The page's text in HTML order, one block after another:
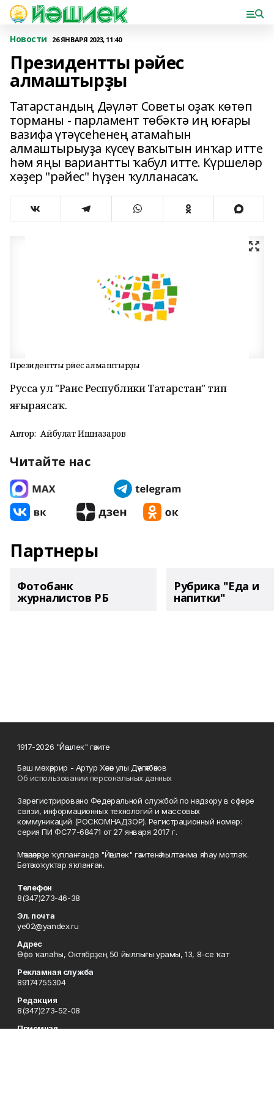
Новости 26 ЯНВАРЯ 2023, 11:40
Президентты рәйес
алмаштырҙы
Татарстандың Дәүләт Советы оҙаҡ көтөп
торманы - парламент төбәктә иң юғары
вазифа үтәүсеһенең атамаһын
алмаштырыуҙа күсеү ваҡытын инҡар итте
һәм яңы вариантты ҡабул итте. Күршеләр
хәҙер "рәйес" һүҙен ҡулланасаҡ.
Президентты рәйес алмаштырҙы
Русса ул "Раис Республики Татарстан" тип
яңғыраясаҡ.
Автор: Айбулат Ишназаров
Читайте нас
Партнеры
Фотобанк
журналистов РБ
Рубрика "Еда и
напитки"
1917-2026 "Йәшлек" гәзите
Баш мөхәррир - Артур Хәсән улы Дәүләтбәков
Об использовании персональных данных
Зарегистрировано Федеральной службой по надзору в сфере
связи, информационных технологий и массовых
коммуникаций (РОСКОМНАДЗОР). Регистрационный номер:
серия ПИ ФС77-68471 от 27 января 2017 г.
Мәҡәләләрҙе ҡулланғанда "Йәшлек" гәзитенә һылтанма яһау мотлаҡ.
Бөтә хоҡуҡтар яҡланған.
Телефон
8(347)273-46-38
Эл. почта
ye02@yandex.ru
Адрес
Өфө ҡалаһы, Октябрҙең 50 йыллығы урамы, 13, 8-се ҡат
Рекламная служба
89174755304
Редакция
8(347)273-52-08
Приемная